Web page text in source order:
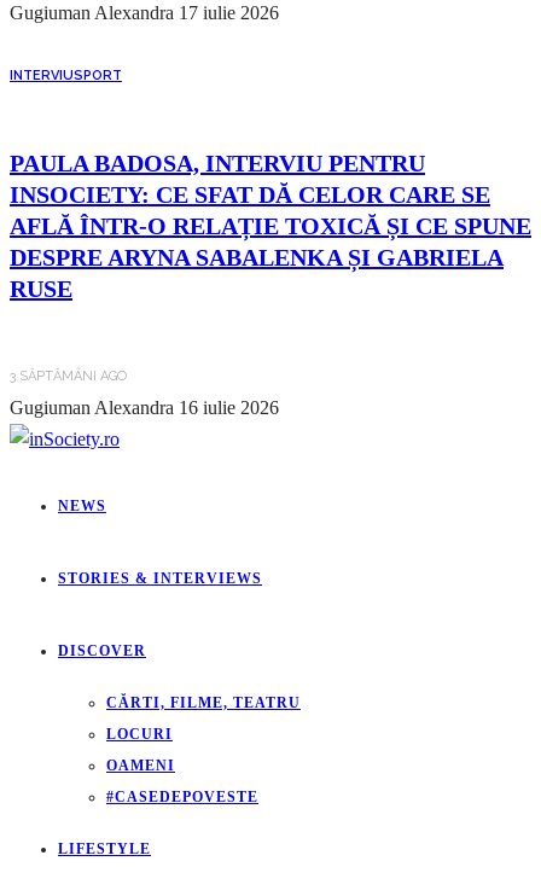
Gugiuman Alexandra 17 iulie 2026
INTERVIUSPORT
PAULA BADOSA, INTERVIU PENTRU
INSOCIETY: CE SFAT DĂ CELOR CARE SE
AFLĂ ÎNTR-O RELAȚIE TOXICĂ ȘI CE SPUNE
DESPRE ARYNA SABALENKA ȘI GABRIELA
RUSE
3 SĂPTĂMÂNI AGO
Gugiuman Alexandra 16 iulie 2026
NEWS
STORIES & INTERVIEWS
DISCOVER
CĂRTI, FILME, TEATRU
LOCURI
OAMENI
#CASEDEPOVESTE
LIFESTYLE